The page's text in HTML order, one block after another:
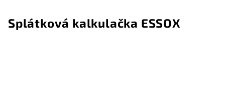
Splátková kalkulačka ESSOX